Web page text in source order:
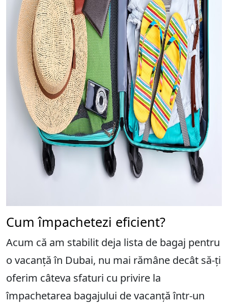
Cum împachetezi eficient?
Acum că am stabilit deja lista de bagaj pentru
o vacanță în Dubai, nu mai rămâne decât să-ți
oferim câteva sfaturi cu privire la
împachetarea bagajului de vacanță într-un